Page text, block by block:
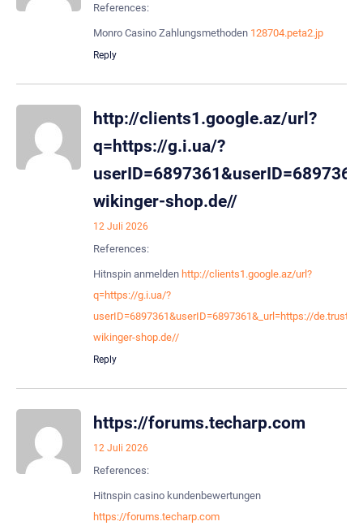
References:
Monro Casino Zahlungsmethoden 128704.peta2.jp
Reply
http://clients1.google.az/url?
q=https://g.i.ua/?
wikinger-shop.de//
12 Juli 2026
References:
Hitnspin anmelden http://clients1.google.az/url?
q=https://g.i.ua/?
userID=6897361&userID=6897361&_url=https://
wikinger-shop.de//
Reply
https://forums.techarp.com
12 Juli 2026
References:
Hitnspin casino kundenbewertungen
https://forums.techarp.com